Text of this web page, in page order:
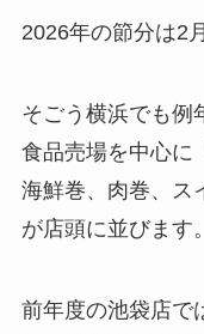
2026年の節分は2
そごう横浜でも例
食品売場を中心に
海鮮巻、肉巻、ス
が店頭に並びます。
前年度の池袋店で